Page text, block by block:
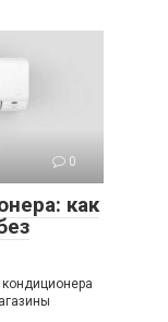
0
как
кондиционера